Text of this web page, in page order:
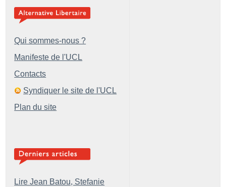
Qui sommes-nous ?
Manifeste de l'UCL
Contacts
Syndiquer le site de l'UCL
Plan du site
Lire Jean Batou, Stefanie